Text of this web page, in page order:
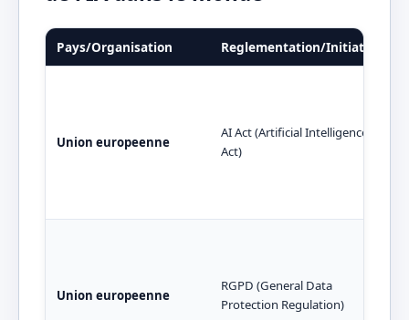
Pays/Organisation Reglementation/Initiative
Union europeenne
AI Act (Artificial Intelligence
Act)
Union europeenne
RGPD (General Data
Protection Regulation)